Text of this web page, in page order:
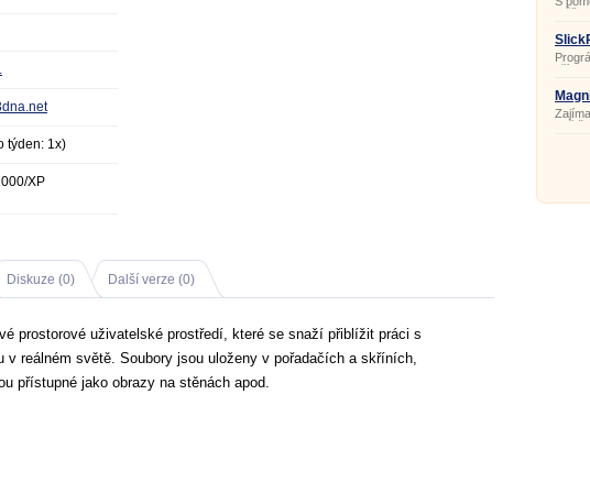
týden: 1x)
XP
Diskuze (0) Další verze (0)
prostorové uživatelské prostředí, které se snaží přiblížit práci s
v reálném světě. Soubory jsou uloženy v pořadačích a skříních,
přístupné jako obrazy na stěnách apod.
a